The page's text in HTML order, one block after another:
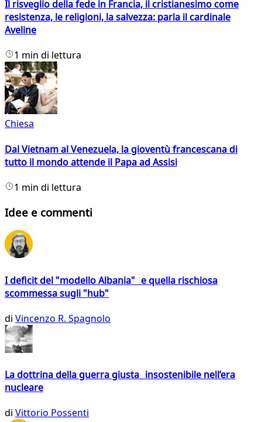
Il risveglio della fede in Francia, il cristianesimo come
resistenza, le religioni, la salvezza: parla il cardinale
Aveline
1 min di lettura
Chiesa
Dal Vietnam al Venezuela, la gioventù francescana di
tutto il mondo attende il Papa ad Assisi
1 min di lettura
Idee e commenti
I deficit del "modello Albania" e quella rischiosa
scommessa sugli "hub"
di Vincenzo R. Spagnolo
La dottrina della guerra giusta insostenibile nell’era
nucleare
di Vittorio Possenti